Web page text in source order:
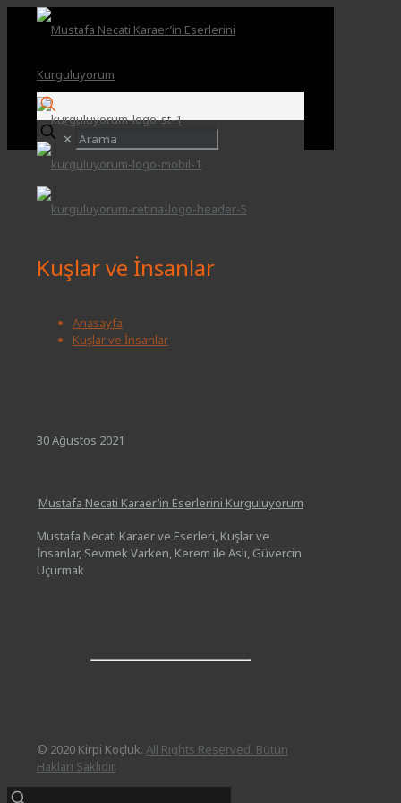
✕
Kuşlar ve İnsanlar
Anasayfa
Kuşlar ve İnsanlar
30 Ağustos 2021
Mustafa Necati Karaer’in Eserlerini Kurguluyorum
Mustafa Necati Karaer ve Eserleri, Kuşlar ve
İnsanlar, Sevmek Varken, Kerem ile Aslı, Güvercin
Uçurmak
© 2020 Kirpi Koçluk. All Rights Reserved. Bütün
Hakları Saklıdır.